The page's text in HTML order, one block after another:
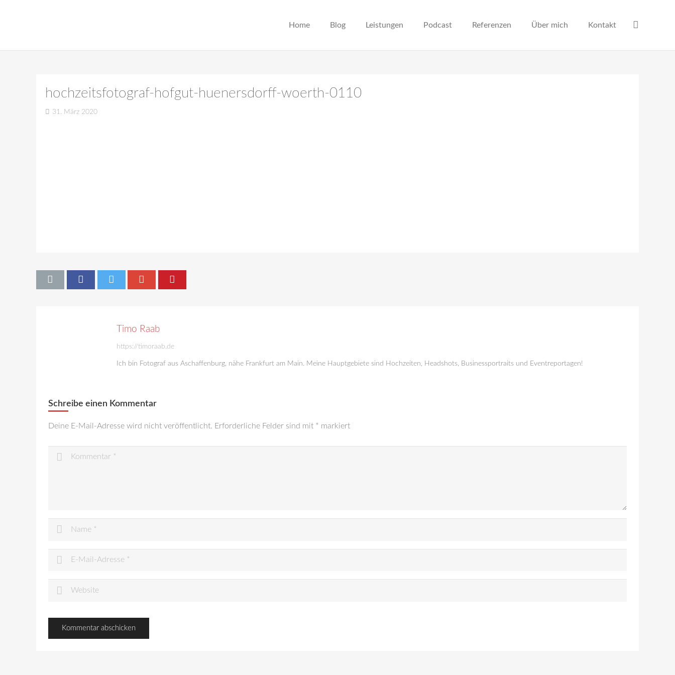
Home Blog Leistungen Podcast Referenzen Über mich Kontakt
hochzeitsfotograf-hofgut-huenersdorff-woerth-0110
31. März 2020
Timo Raab
https://timoraab.de
Ich bin Fotograf aus Aschaffenburg, nähe Frankfurt am Main. Meine Hauptgebiete sind Hochzeiten, Headshots, Businessportraits und Eventreportagen!
Schreibe einen Kommentar
Deine E-Mail-Adresse wird nicht veröffentlicht. Erforderliche Felder sind mit * markiert